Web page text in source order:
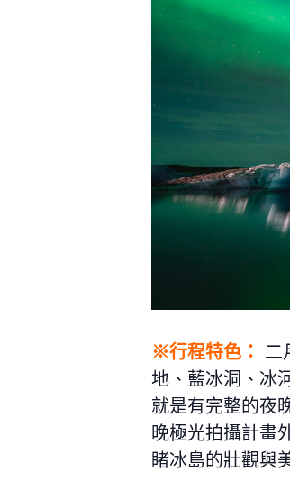
※行程特色：
二
地、藍冰洞、冰
就是有完整的夜
晚極光拍攝計畫
睹冰島的壯觀與